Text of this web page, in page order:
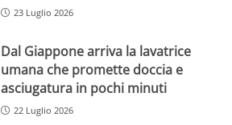
23 Luglio 2026
Dal Giappone arriva la lavatrice
umana che promette doccia e
asciugatura in pochi minuti
22 Luglio 2026